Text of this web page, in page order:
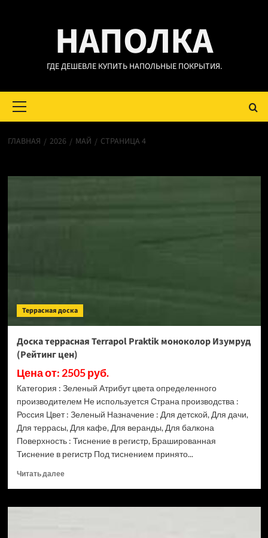
НАПОЛКА
ГДЕ ДЕШЕВЛЕ КУПИТЬ НАПОЛЬНЫЕ ПОКРЫТИЯ.
меню
ГЛАВНАЯ 2026 МАЙ СТРАНИЦА 4
Террасная доска
Доска террасная Terrapol Praktik моноколор Изумруд
(Рейтинг цен)
Цена от: 2505 руб.
Категория : Зеленый Атрибут цвета определенного
производителем Не используется Страна производства :
Россия Цвет : Зеленый Назначение : Для детской, Для дачи,
Для террасы, Для кафе, Для веранды, Для балкона
Поверхность : Тиснение в регистр, Брашированная
Тиснение в регистр Под тиснением принято...
Читать далееПрочитать
Доска